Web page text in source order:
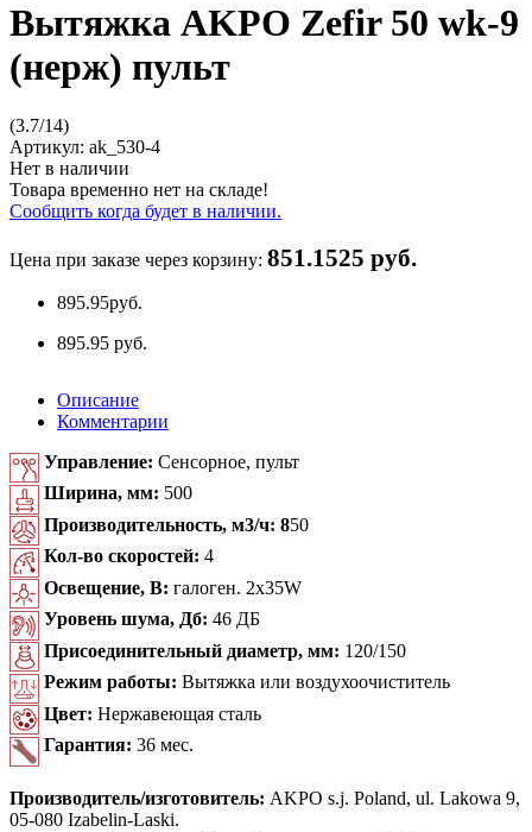
Вытяжка AKPO Zefir 50 wk-9
(нерж) пульт
(3.7/14)
Артикул: ak_530-4
Нет в наличии
Товара временно нет на складе!
Сообщить когда будет в наличии.
Цена при заказе через корзину: 851.1525 руб.
895.95руб.
895.95 руб.
Описание
Комментарии
Управление: Сенсорное, пульт
Ширина, мм: 500
Производительность, м3/ч: 850
Кол-во скоростей: 4
Освещение, В: галоген. 2x35W
Уровень шума, Дб: 46 ДБ
Присоединительный диаметр, мм: 120/150
Режим работы: Вытяжка или воздухоочиститель
Цвет: Нержавеющая сталь
Гарантия: 36 мес.
Производитель/изготовитель: AKPO s.j. Poland, ul. Lakowa 9,
05-080 Izabelin-Laski.